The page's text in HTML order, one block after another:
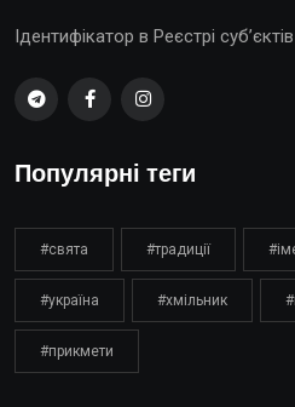
Ідентифікатор в Реєстрі
Популярні теги
#свята #традиції
#україна #хмільник
#прикмети